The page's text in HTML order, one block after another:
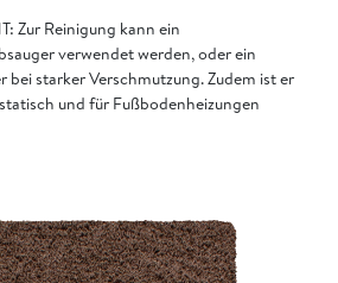
Zur Reinigung kann ein
verwendet werden, oder ein
bei starker Verschmutzung. Zudem ist er
und für Fußbodenheizungen